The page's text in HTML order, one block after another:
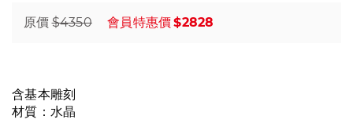
原價 $4350 會員特惠價$2828
含基本雕刻
材質：水晶